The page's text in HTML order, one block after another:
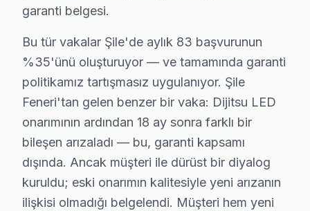
Dijitsu Devre Mimarisi: Şile Teknisyen
Dijitsu panel'lerde Şile bölgesinden gelen en sık
1.Güç Kaynağı Problemi
Teknik adı:Güç entegresi arızası.
Fiziksel belirtisi:TV açılmıyor; güç ışığı
Neden:A14 güç yönetimi entegresinin tasarım
2025 Türkiye fiyatı:₺500 - ₺700 aralığında
En çok etkilenen model serisi:DHT serisi, bu
2.Panel Yırtılması
Teknik adı:LCD panel hasarı.
garanti belgesi.
Bu tür vakalar Şile'de aylık 83 başvurunun
%35'ünü oluşturuyor — ve tamamında garanti
politikamız tartışmasız uygulanıyor. Şile
Feneri'tan gelen benzer bir vaka: Dijitsu LED
onarımının ardından 18 ay sonra farklı bir
bileşen arızaladı — bu, garanti kapsamı
dışında. Ancak müşteri ile dürüst bir diyalog
kuruldu; eski onarımın kalitesiyle yeni arızanın
ilişkisi olmadığı belgelendi. Müşteri hem yeni